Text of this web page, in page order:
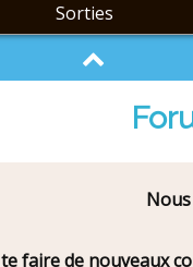
Sorties
te faire de nouveaux